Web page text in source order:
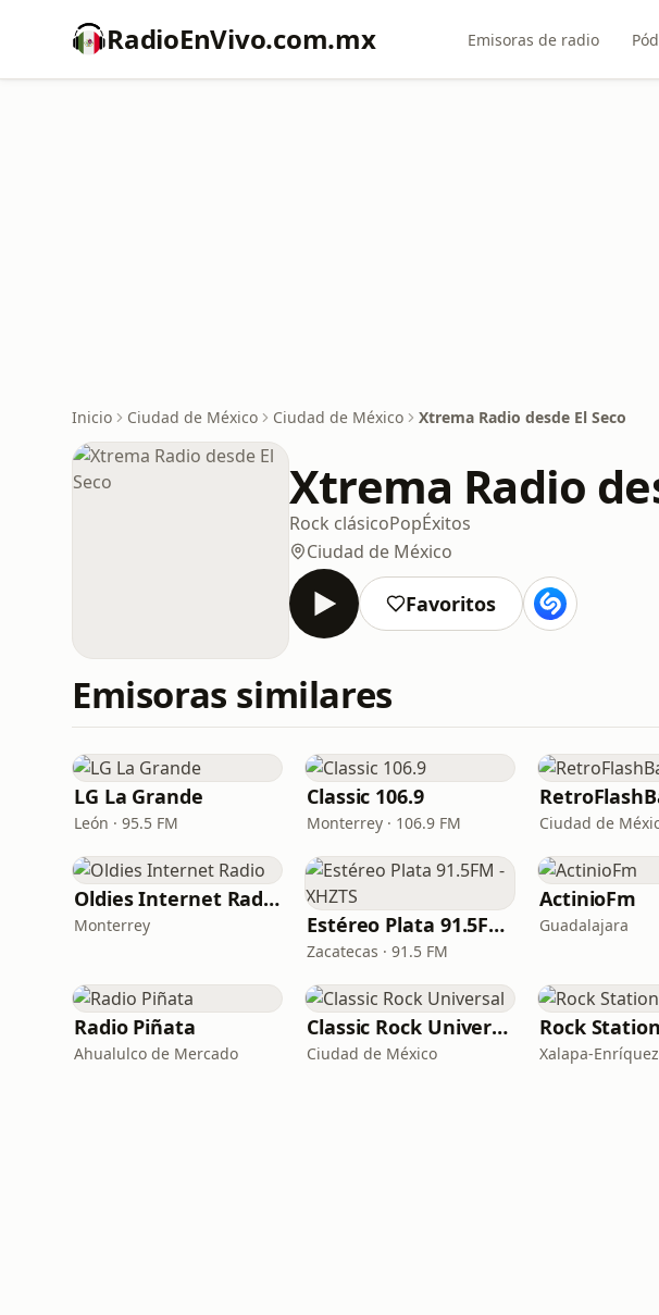
RadioEnVivo.com.mx Emisoras de radio
Inicio Ciudad de México Ciudad de México Xtrema Radio desde El Seco
Xtrema Radio
Rock clásicoPopÉxitos
Ciudad de México
Favoritos
Emisoras similares
LG La Grande
León · 95.5 FM
Classic 106.9
Monterrey · 106.9 FM Ciudad de
Oldies Internet Radio
Monterrey Estéreo Plata 91.5FM - XHZTS
Zacatecas · 91.5 FM
ActinioFm
Guadalajara
Radio Piñata
Ahualulco de Mercado
Classic Rock Universal
Ciudad de México
Rock
Xalapa-Enríquez